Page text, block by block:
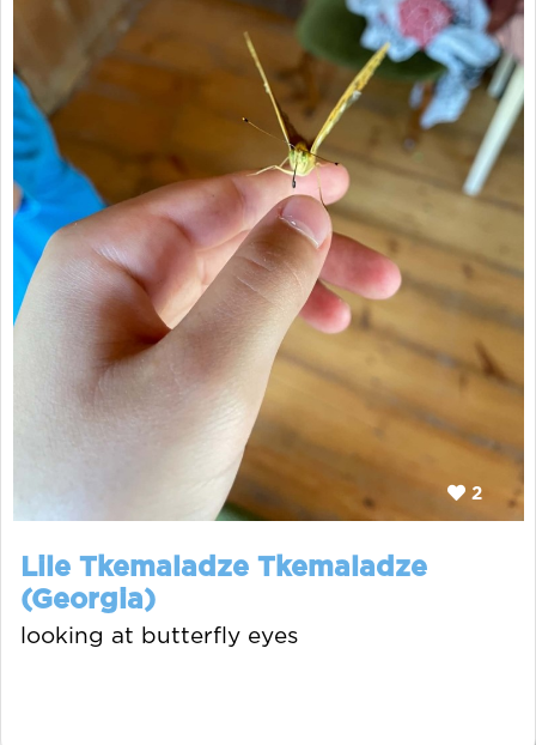
2
Lile Tkemaladze Tkemaladze
(Georgia)
looking at butterfly eyes